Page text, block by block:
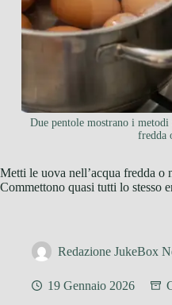
Due pentole mostrano i
fredda
Metti le uova nell’acqua fredda o
Commettono quasi tutti lo stesso
Redazione JukeBox
19 Gennaio 2026